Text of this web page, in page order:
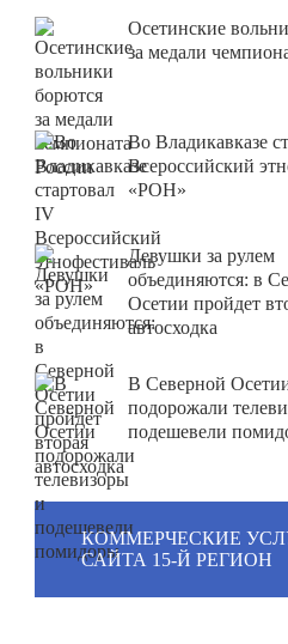
Осетинские
за медали
Во Владикавказе
Всероссийский
«РОН»
Девушки за рулем
объединяются: в
Осетии пройдет
автосходка
В Северной
подорожали
подешевели
КОММЕРЧЕСКИЕ
САЙТА 15-Й РЕГИОН